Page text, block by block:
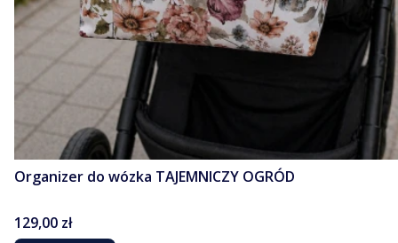
Organizer do wózka TAJEMNICZY OGRÓD
Cena
129,00 zł